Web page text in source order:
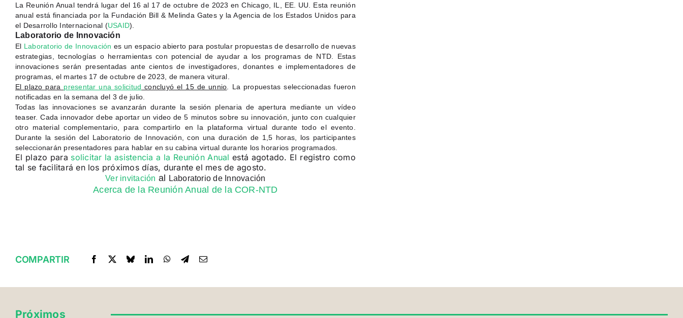
La Reunión Anual tendrá lugar del 16 al 17 de octubre de 2023 en Chicago, IL, EE. UU. Esta reunión
anual está financiada por la Fundación Bill & Melinda Gates y la Agencia de los Estados Unidos para
el Desarrollo Internacional (USAID).
Laboratorio de Innovación
El Laboratorio de Innovación es un espacio abierto para postular propuestas de desarrollo de nuevas
estrategias, tecnologías o herramientas con potencial de ayudar a los programas de NTD. Estas
innovaciones serán presentadas ante cientos de investigadores, donantes e implementadores de
programas, el martes 17 de octubre de 2023, de manera vitural.
El plazo para presentar una solicitud concluyó el 15 de unnio. La propuestas seleccionadas fueron
notificadas en la semana del 3 de julio.
Todas las innovaciones se avanzarán durante la sesión plenaria de apertura mediante un vídeo
teaser. Cada innovador debe aportar un video de 5 minutos sobre su innovación, junto con cualquier
otro material complementario, para compartirlo en la plataforma virtual durante todo el evento.
Durante la sesión del Laboratorio de Innovación, con una duración de 1,5 horas, los participantes
seleccionarán presentadores para hablar en su cabina virtual durante los horarios programados.
El plazo para solicitar la asistencia a la Reunión Anual está agotado. El registro como
tal se facilitará en los próximos días, durante el mes de agosto.
Ver invitación al Laboratorio de Innovación
Acerca de la Reunión Anual de la COR-NTD
COMPARTIR
Próximos